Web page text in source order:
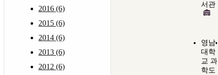
2016 (6)
2015 (6)
2014 (6)
2013 (6)
2012 (6)
서관
영남
대학
교 과
학도